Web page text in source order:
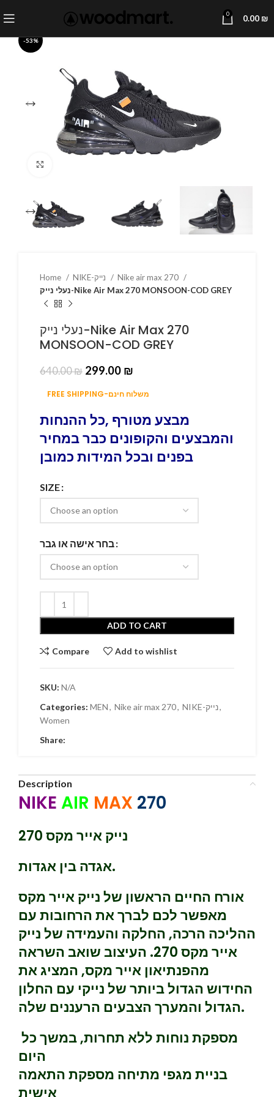
0 0.00 ₪
-53%
Home
Nike air max 270
נעלי נייק-Nike Air Max 270 MONSOON-COD GREY
נעלי נייק-Nike Air Max 270
MONSOON-COD GREY
640.00₪ 299.00 ₪
FREE SHIPPING-משלוח חינם
מבצע מטורף ,כל ההנחות
והמבצעים והקופונים כבר במחיר
בפנים ובכל המידות כמובן
SIZE
בחר אישה או גבר
ADD TO CART
Compare Add to wishlist
SKU: N/A
Categories: MEN, Nike air max 270, NIKE-נייק,
Women
Share:
Description
NIKE AIR MAX 270
נייק אייר מקס 270
אגדה בין אגדות.
אורח החיים הראשון של נייק אייר מקס
מאפשר לכם לברך את הרחובות עם
ההליכה הרכה, החלקה והעמידה של נייק
אייר מקס 270. העיצוב שואב השראה
מהפנתיאון אייר מקס, המציג את
החידוש הגדול ביותר של נייקי עם החלון
הגדול והמערך הצבעים הרעננים שלה.
בניית מגפי מתיחה מספקת התאמה
אישית